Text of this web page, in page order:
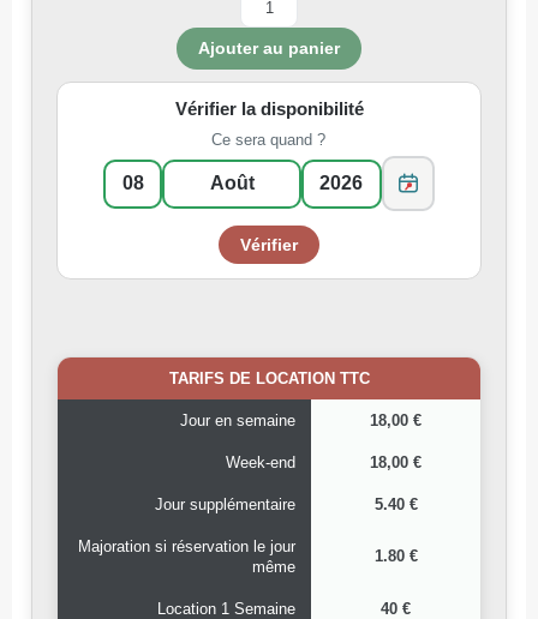
Vérifier la disponibilité
Ce sera quand ?
TARIFS DE LOCATION TTC
Jour en semaine 18,00 €
Week-end 18,00 €
Jour supplémentaire 5.40 €
Majoration si réservation le jour
même
1.80 €
Location 1 Semaine 40 €